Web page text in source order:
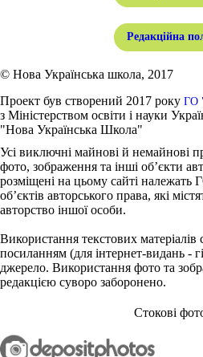
Редакційна
© Нова Українська школа, 2017
Проект був створений 2017 року ГО
з Міністерством освіти і науки
"Нова Українська Школа"
Усі виключні майнові й немайнові
фото, зображення та інші об’єкти
розміщені на цьому сайті належать
об’єктів авторського права, які
авторство іншої особи.
Використання текстових
посиланням (для інтернет-видань -
джерело. Використання фото та
редакцією суворо заборонено.
Стокові